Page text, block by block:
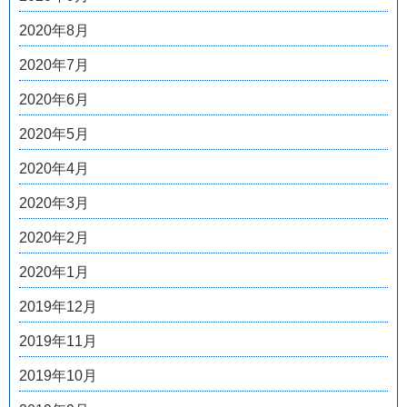
2020年8月
2020年7月
2020年6月
2020年5月
2020年4月
2020年3月
2020年2月
2020年1月
2019年12月
2019年11月
2019年10月